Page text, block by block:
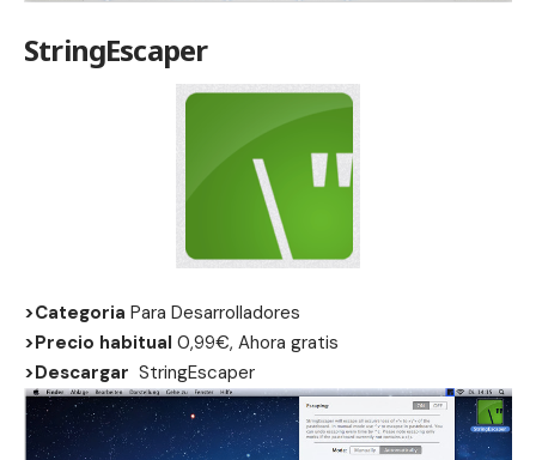
StringEscaper
>Categoria Para Desarrolladores
>Precio habitual 0,99€, Ahora gratis
>Descargar StringEscaper